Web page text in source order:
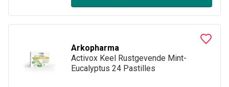
Arkopharma
Activox Keel Rustgevende Mint-
Eucalyptus 24 Pastilles